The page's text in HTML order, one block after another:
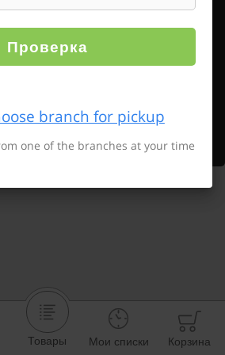
Товары Мои списки Корзина
Проверка
branch for pickup
one of the branches at your time